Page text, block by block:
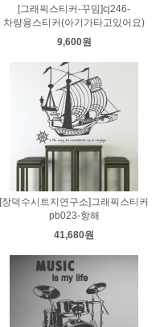
[그래픽스티커-꾸밈]cj246-
차량용스티커(아기가타고있어요)
9,600원
[장덕수시트지연구소]그래픽스티커
pb023-항해
41,680원